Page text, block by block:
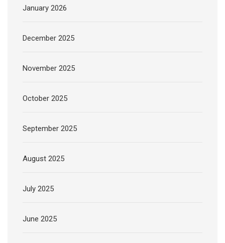
January 2026
December 2025
November 2025
October 2025
September 2025
August 2025
July 2025
June 2025